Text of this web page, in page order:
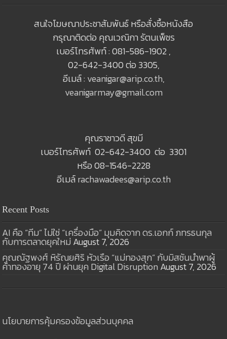
สนใจโฆษณาประชาสัมพันธ์ หรือสั่งซื้อหนังสือ
กรุณาติดต่อ คุณเวณิกา รัตนเพ็ชร
เบอร์โทรศัพท์ : 081-586-1902 ,
02-642-3400 ต่อ 3305,
อีเมล์ : veanigar@arip.co.th,
veanigarmay@gmail.com
คุณราชาวดี สุขมี
เบอร์โทรศัพท์ 02-642-3400 ต่อ 3301
หรือ 08-1546-2228
อีเมล์rachawadees@arip.co.th
Recent Posts
AI คือ “ทีม” ไม่ใช่ “เครื่องมือ” มุมคิดจาก ดร.เอกก์ ภทรธนกุล
กับการตลาดยุคใหม่ August 7, 2026
คุณณัฐพงศ์ หิรัณยศิริ หัวเรือ “แม่ทองสุก” กับมิสชันนำพาผู้
ค้าทองอายุ 74 ปี ผ่านยุค Digital Disruption August 7, 2026
นโยบายการคุ้มครองข้อมูลส่วนบุคคล